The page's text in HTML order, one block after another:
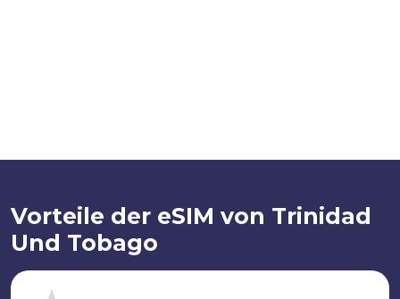
Vorteile der eSIM von Trinidad
Und Tobago